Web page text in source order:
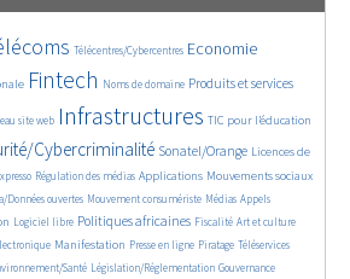
Télécentres/Cybercentres Economie
Fintech Noms de domaine Produits et services
site web Infrastructures TIC pour l’éducation
Cybercriminalité Sonatel/Orange Licences de
Régulation des médias Applications Mouvements sociaux
Données ouvertes Mouvement consumériste Médias Appels
Logiciel libre Politiques africaines Fiscalité Art et culture
Manifestation Presse en ligne Piratage Téléservices
Santé Législation/Réglementation Gouvernance